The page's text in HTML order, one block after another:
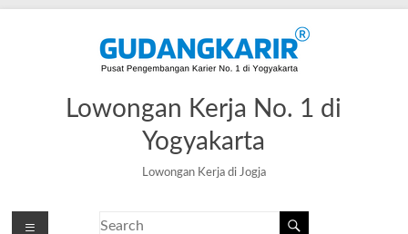
Lowongan Kerja No. 1 di
Yogyakarta
Lowongan Kerja di Jogja